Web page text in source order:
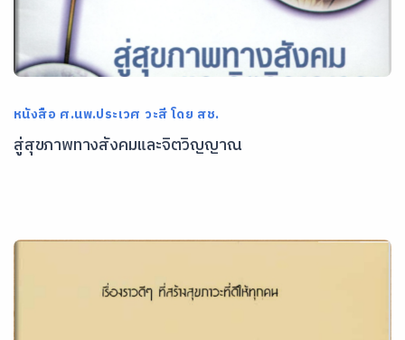
หนังสือ ศ.นพ.ประเวศ วะสี โดย สช.
สู่สุขภาพทางสังคมและจิตวิญญาณ